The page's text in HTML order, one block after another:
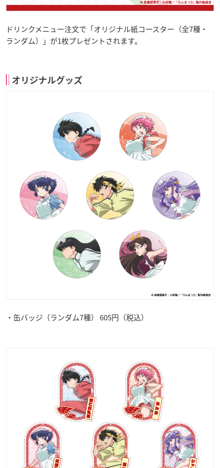
ドリンクメニュー注文で「オリジナル紙コースター（全7種・
ランダム）」が1枚プレゼントされます。
オリジナルグッズ
・缶バッジ（ランダム7種） 605円（税込）